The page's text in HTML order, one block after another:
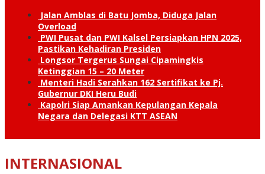
Jalan Amblas di Batu Jomba, Diduga Jalan
Overload
PWI Pusat dan PWI Kalsel Persiapkan HPN 2025,
Pastikan Kehadiran Presiden
Longsor Tergerus Sungai Cipamingkis
Ketinggian 15 – 20 Meter
Menteri Hadi Serahkan 162 Sertifikat ke Pj.
Gubernur DKI Heru Budi
Kapolri Siap Amankan Kepulangan Kepala
Negara dan Delegasi KTT ASEAN
INTERNASIONAL